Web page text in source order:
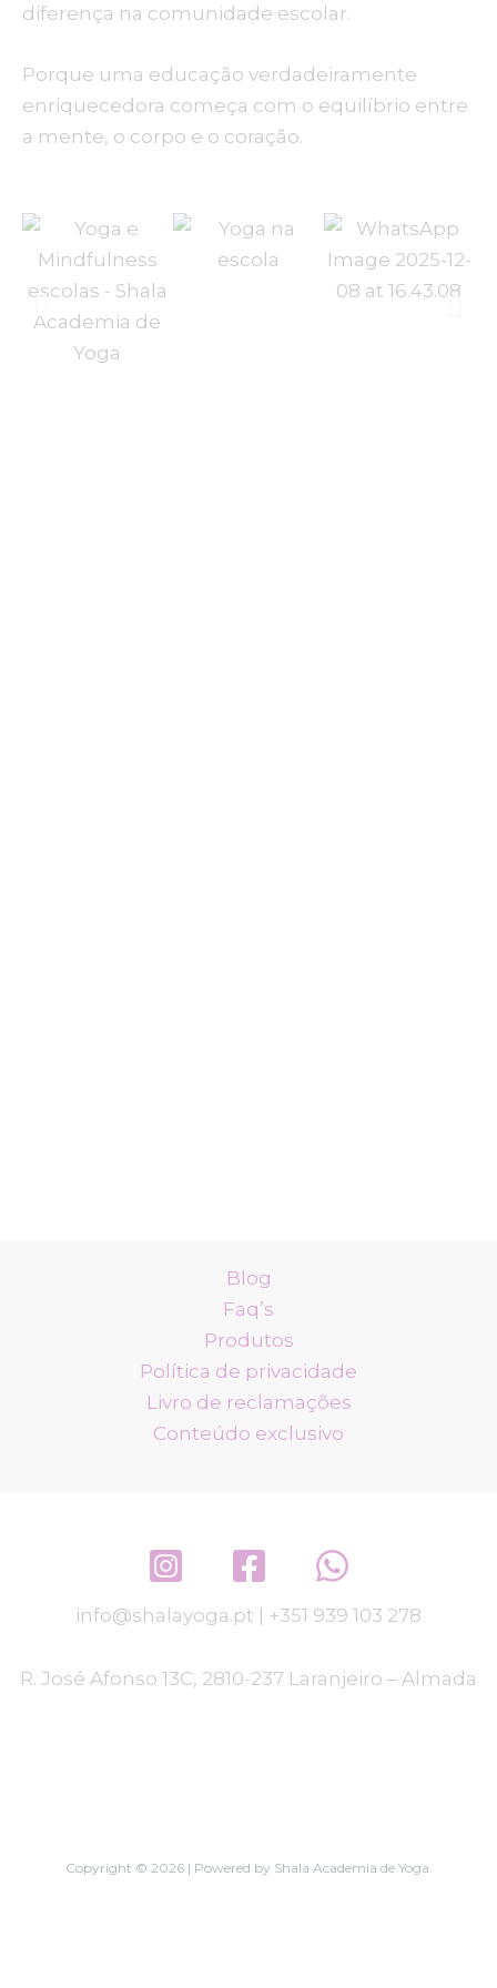
diferença na comunidade escolar.
Porque uma educação verdadeiramente
enriquecedora começa com o equilíbrio entre
a mente, o corpo e o coração.
Blog
Faq’s
Produtos
Política de privacidade
Livro de reclamações
Conteúdo exclusivo
info@shalayoga.pt | +351 939 103 278
R. José Afonso 13C, 2810-237 Laranjeiro – Almada
Copyright © 2026 | Powered by Shala Academia de Yoga.